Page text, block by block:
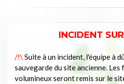
INCIDENT
/!\ Suite à un incident, l'équipe à
sauvegarde du site ancienne. Les
volumineux seront remis sur le